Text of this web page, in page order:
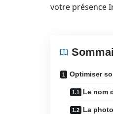
votre présence
Optimiser
Le nom
La